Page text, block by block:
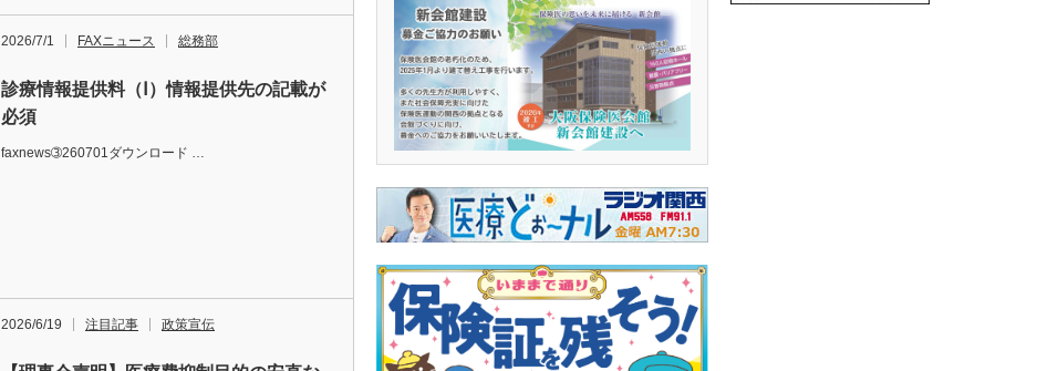
2026/7/1 FAXニュース 総務部
診療情報提供料（Ⅰ）情報提供先の記載が
必須
faxnews➂260701ダウンロード …
2026/6/19 注目記事 政策宣伝